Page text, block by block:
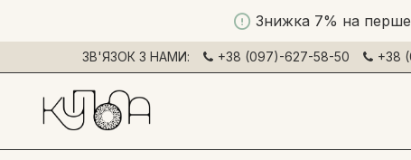
Знижка 7% на
ЗВ'ЯЗОК З НАМИ: +38 (097)-627-58-50 +38